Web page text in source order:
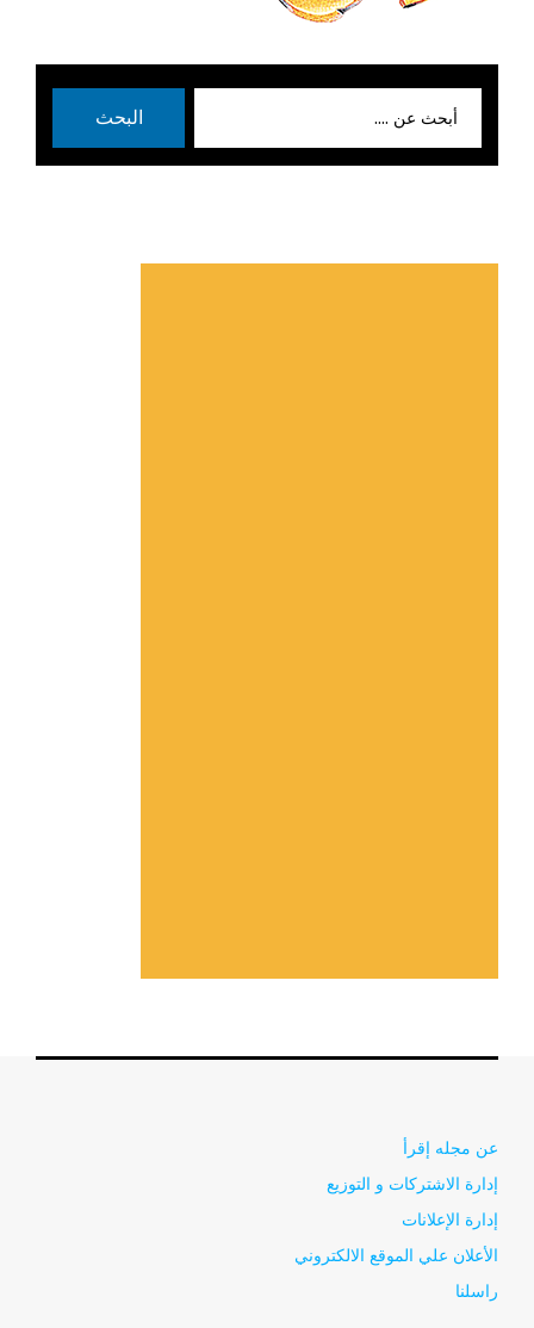
البحث
عن مجله إقرأ
إدارة الاشتركات و التوزيع
إدارة الإعلانات
الأعلان علي الموقع الالكتروني
راسلنا